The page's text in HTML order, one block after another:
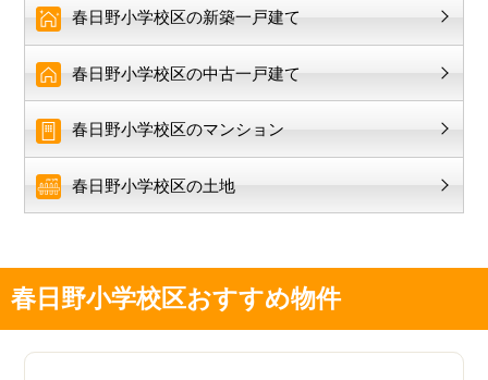
春日野小学校区の新築一戸建て
春日野小学校区の中古一戸建て
春日野小学校区のマンション
春日野小学校区の土地
春日野小学校区おすすめ物件